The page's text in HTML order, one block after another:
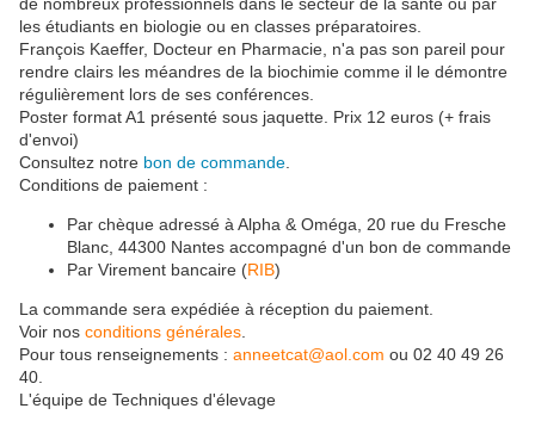
les étudiants en biologie ou en classes préparatoires.
François Kaeffer, Docteur en Pharmacie, n'a pas son pareil pour
rendre clairs les méandres de la biochimie comme il le démontre
régulièrement lors de ses conférences.
Poster format A1 présenté sous jaquette. Prix 12 euros (+ frais
d'envoi)
Consultez notre bon de commande
Conditions de paiement :
Par chèque adressé à Alpha & Oméga, 20 rue du Fresche
Blanc, 44300 Nantes accompagné d'un bon de commande
Par Virement bancaire (RIB)
La commande sera expédiée à réception du paiement.
Voir nos conditions générales
Pour tous renseignements : anneetcat@aol.com ou 02 40 49 26
40.
L'équipe de Techniques d'élevage